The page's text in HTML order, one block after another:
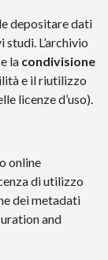
depositare dati
L’archivio
la condivisione
e il riutilizzo
licenze d’uso).
online
di utilizzo
dei metadati
and